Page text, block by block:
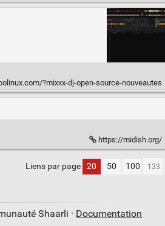
?mixxx-dj-open-source-nouveautes
https://midish.org/
Liens par page 20 50 100
Shaarli · Documentation